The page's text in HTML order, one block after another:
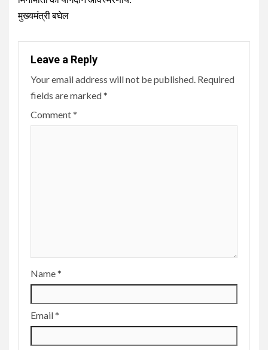
मुख्यमंत्री बघेल
Leave a Reply
Your email address will not be published. Required
fields are marked*
Comment*
Name*
Email*